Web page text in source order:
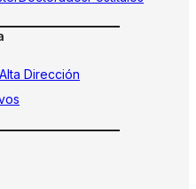
Alta Dirección